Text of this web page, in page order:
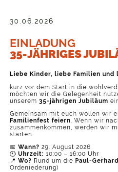
30.06.2026
EINLADUNG
35-JÄHRIGES
Liebe Kinder, liebe Familien und
kurz vor dem Start in die
möchten wir die Gelegenheit
unserem 35-jährigen Jubiläum
Gemeinsam mit euch wollen wir
Familienfest feiern . Wenn wir
zusammenkommen, werden wir
starten.
📅 Wann? 29. August 2026
🕙 Uhrzeit: 10:00 – 16:00 Uhr
📍 Wo? Rund um die Paul-
Ordeniederung)